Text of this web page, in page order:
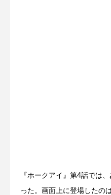
『ホークアイ』第4話では、
った。画面上に登場したの